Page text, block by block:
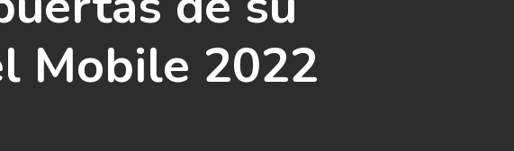
Mobile 2022